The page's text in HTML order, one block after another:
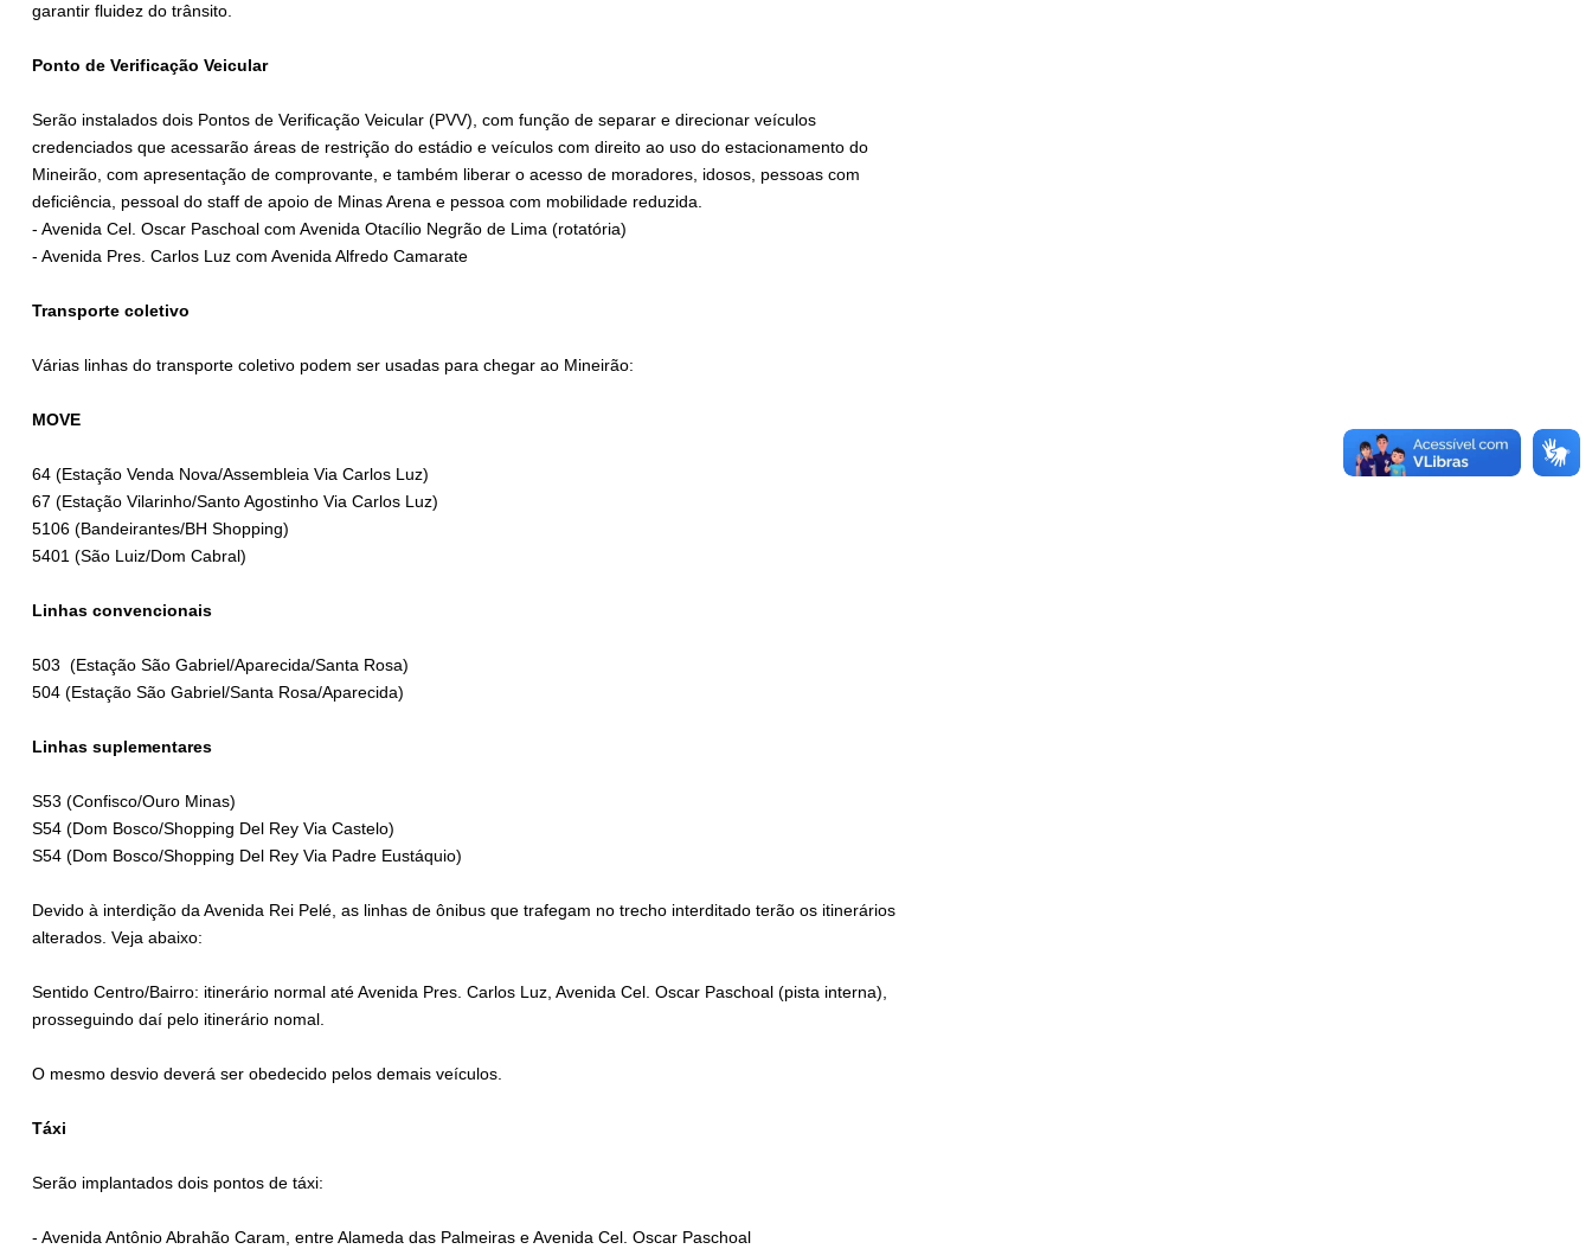
garantir fluidez do trânsito.
Ponto de Verificação Veicular
Serão instalados dois Pontos de Verificação Veicular (PVV), com função de separar e direcionar veículos
credenciados que acessarão áreas de restrição do estádio e veículos com direito ao uso do estacionamento do
Mineirão, com apresentação de comprovante, e também liberar o acesso de moradores, idosos, pessoas com
deficiência, pessoal do staff de apoio de Minas Arena e pessoa com mobilidade reduzida.
- Avenida Cel. Oscar Paschoal com Avenida Otacílio Negrão de Lima (rotatória)
- Avenida Pres. Carlos Luz com Avenida Alfredo Camarate
Transporte coletivo
Várias linhas do transporte coletivo podem ser usadas para chegar ao Mineirão:
MOVE
64 (Estação Venda Nova/Assembleia Via Carlos Luz)
67 (Estação Vilarinho/Santo Agostinho Via Carlos Luz)
5106 (Bandeirantes/BH Shopping)
5401 (São Luiz/Dom Cabral)
Linhas convencionais
503 (Estação São Gabriel/Aparecida/Santa Rosa)
504 (Estação São Gabriel/Santa Rosa/Aparecida)
Linhas suplementares
S53 (Confisco/Ouro Minas)
S54 (Dom Bosco/Shopping Del Rey Via Castelo)
S54 (Dom Bosco/Shopping Del Rey Via Padre Eustáquio)
Devido à interdição da Avenida Rei Pelé, as linhas de ônibus que trafegam no trecho interditado terão os itinerários
alterados. Veja abaixo:
Sentido Centro/Bairro: itinerário normal até Avenida Pres. Carlos Luz, Avenida Cel. Oscar Paschoal (pista interna),
prosseguindo daí pelo itinerário nomal.
O mesmo desvio deverá ser obedecido pelos demais veículos.
Táxi
Serão implantados dois pontos de táxi:
- Avenida Antônio Abrahão Caram, entre Alameda das Palmeiras e Avenida Cel. Oscar Paschoal